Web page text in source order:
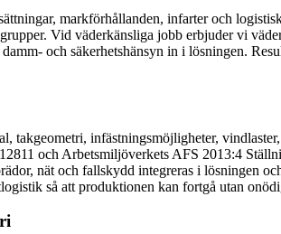
markförhållanden, infarter och
Vid väderkänsliga jobb erbjuder vi
och säkerhetshänsyn in i lösningen.
takgeometri, infästningsmöjligheter,
och Arbetsmiljöverkets AFS 2013:4
nät och fallskydd integreras i lösningen
så att produktionen kan fortgå utan